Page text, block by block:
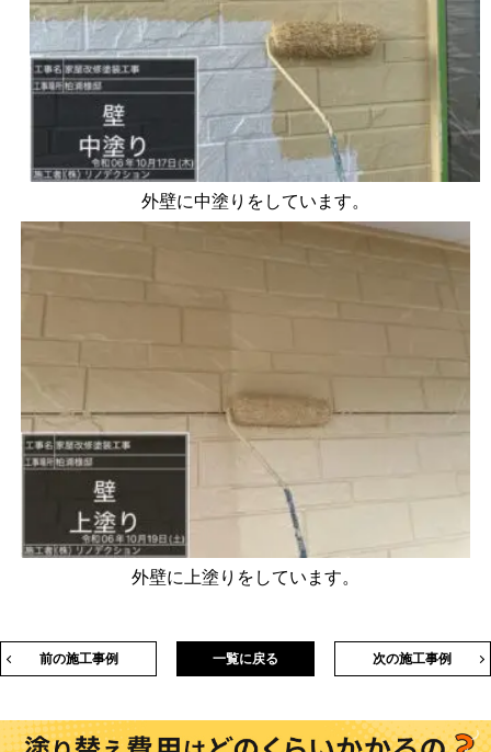
外壁に中塗りをしています。
外壁に上塗りをしています。
前の施工事例 次の施工事例
一覧に戻る